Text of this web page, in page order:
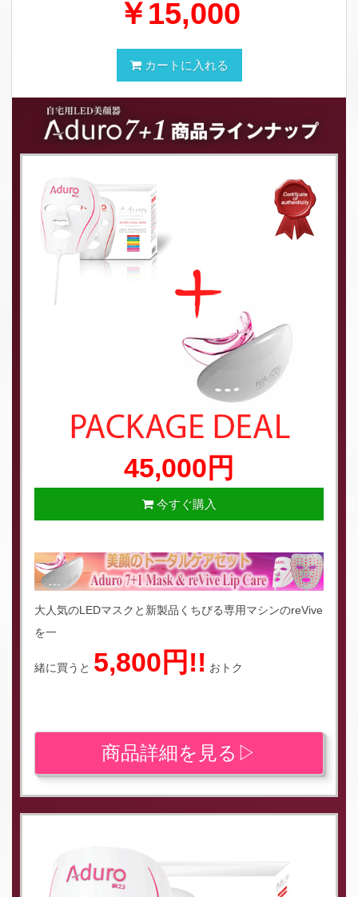
￥15,000
カートに入れる
45,000円
今すぐ購入
大人気のLEDマスクと新製品くちびる専用マシンのreVive
を一
緒に買うと 5,800円!! おトク
商品詳細を見る▷